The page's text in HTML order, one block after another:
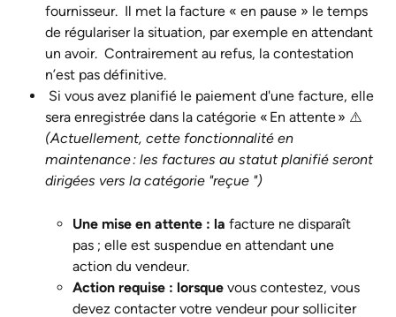
fournisseur.  Il met la facture « en pause » le temps
de régulariser la situation, par exemple en attendant
un avoir.  Contrairement au refus, la contestation
n’est pas définitive.
sera enregistrée dans la catégorie « En attente » ⚠️
(Actuellement, cette fonctionnalité en
maintenance : les factures au statut planifié seront
dirigées vers la catégorie "reçue ")
Une mise en attente : la facture ne disparaît
pas ; elle est suspendue en attendant une
action du vendeur.
Action requise : lorsque vous contestez, vous
devez contacter votre vendeur pour solliciter